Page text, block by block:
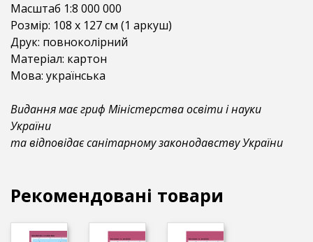
Масштаб 1:8 000 000
Розмір: 108 x 127 см (1 аркуш)
Друк: повноколірний
Матеріал: картон
Мова: українська
Видання має гриф Міністерства освіти і науки
України
та відповідає санітарному законодавству України
Рекомендовані товари